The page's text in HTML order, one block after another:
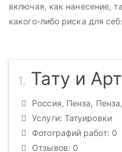
включая, как нанесение,
какого-либо риска для
1. Тату и
Россия, Пенза,
Услуги: Татуировки
Фотографий работ: 0
Отзывов: 0